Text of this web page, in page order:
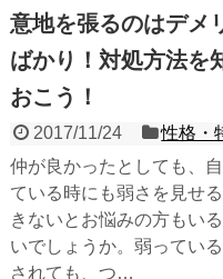
意地を張るのはデメ
ばかり！対処方法を
おこう！
2017/11/24
性格・
仲が良かったとしても、
ている時にも弱さを見せ
きないとお悩みの方もい
いでしょうか。弱ってい
されても、つ…